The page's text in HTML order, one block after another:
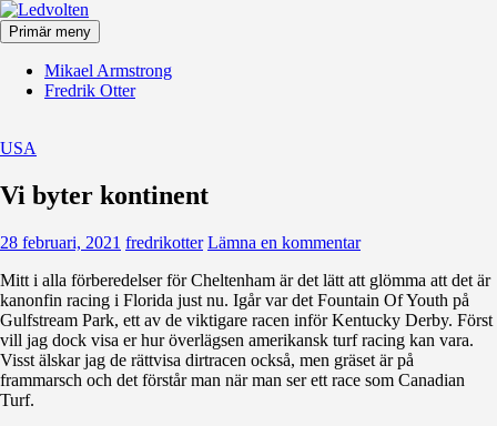
Hoppa
till
innehåll
Ledvolten
Primär meny
Mikael Armstrong
Fredrik Otter
USA
Vi byter kontinent
28 februari, 2021 fredrikotter Lämna en kommentar
Mitt i alla förberedelser för Cheltenham är det lätt att glömma att det är
kanonfin racing i Florida just nu. Igår var det Fountain Of Youth på
Gulfstream Park, ett av de viktigare racen inför Kentucky Derby. Först
vill jag dock visa er hur överlägsen amerikansk turf racing kan vara.
Visst älskar jag de rättvisa dirtracen också, men gräset är på
frammarsch och det förstår man när man ser ett race som Canadian
Turf.